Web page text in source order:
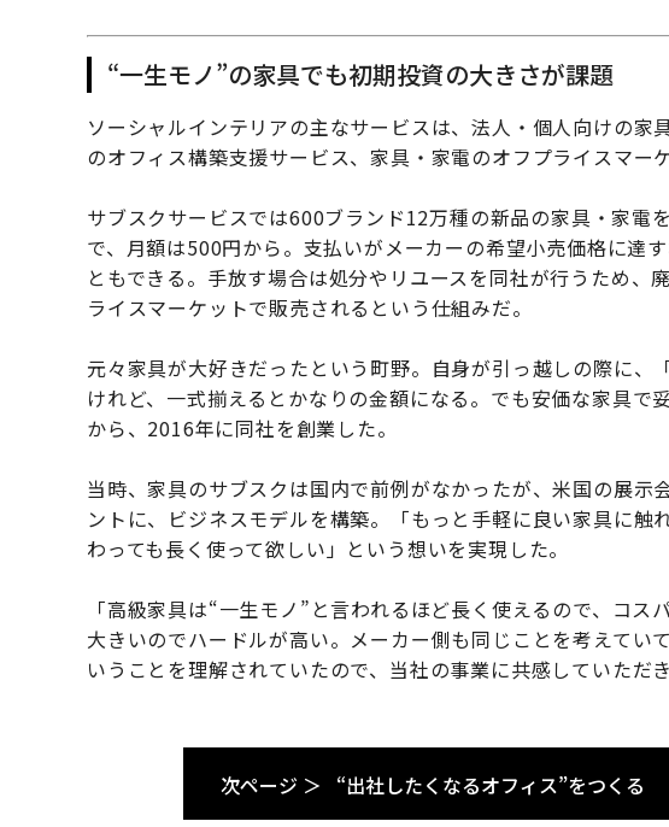
“一生モノ”の家具でも初期投資の大きさが課題
ソーシャルインテリアの主なサービスは、法人・個人向けの家
のオフィス構築支援サービス、家具・家電のオフプライスマー
サブスクサービスでは600ブランド12万種の新品の家具・家電
で、月額は500円から。支払いがメーカーの希望小売価格に達
ともできる。手放す場合は処分やリユースを同社が行うため、
ライスマーケットで販売されるという仕組みだ。
元々家具が大好きだったという町野。自身が引っ越しの際に、
けれど、一式揃えるとかなりの金額になる。でも安価な家具で
から、2016年に同社を創業した。
当時、家具のサブスクは国内で前例がなかったが、米国の展示
ントに、ビジネスモデルを構築。「もっと手軽に良い家具に触
わっても長く使って欲しい」という想いを実現した。
「高級家具は“一生モノ”と言われるほど長く使えるので、コ
大きいのでハードルが高い。メーカー側も同じことを考えてい
いうことを理解されていたので、当社の事業に共感していただき
次ページ ＞ “出社したくなるオフィス”をつくる